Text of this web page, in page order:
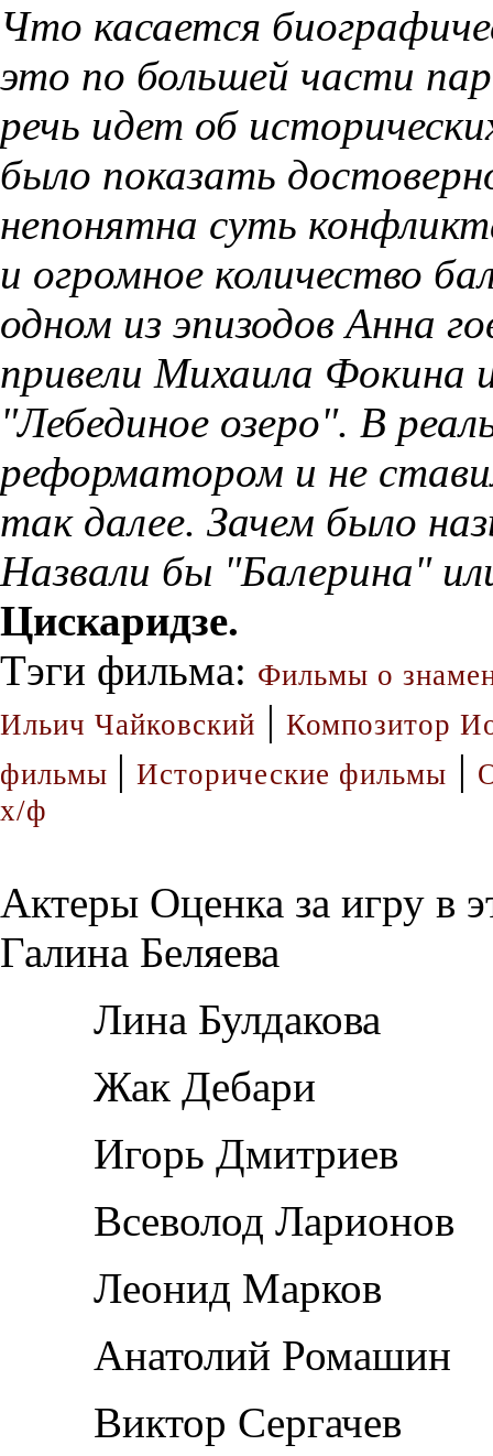
Что касается
это по большей части
речь идет об
было показать
непонятна суть
и огромное количество
одном из эпизодов Анна
привели Михаила Фокина
"Лебединое озеро". В
реформатором и не
так далее. Зачем было
Назвали бы "Балерина"
Цискаридзе.
Тэги фильма: Фильмы о
Ильич Чайковский | Композитор
фильмы | Исторические фильмы |
х/ф
Актеры Оценка за игру в
Галина Беляева
Лина Булдакова
Жак Дебари
Игорь Дмитриев
Всеволод Ларионов
Леонид Марков
Анатолий Ромашин
Виктор Сергачев